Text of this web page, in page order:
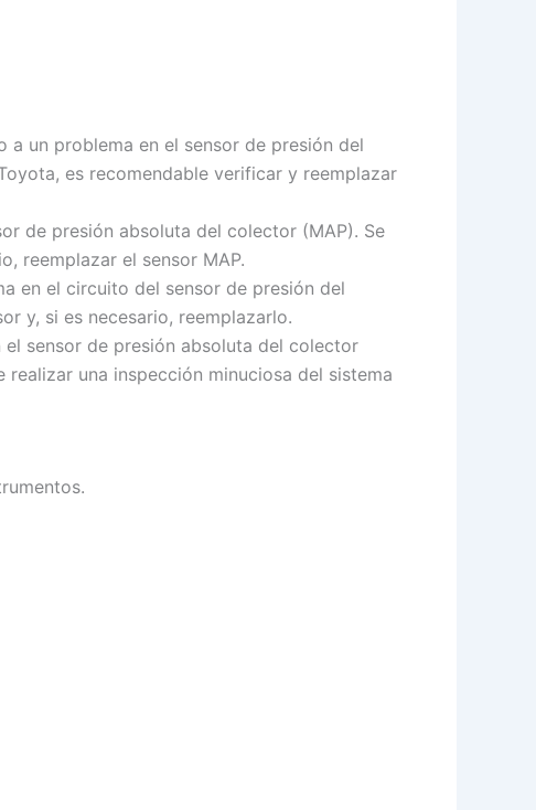
un problema en el sensor de presión del
es recomendable verificar y reemplazar
de presión absoluta del colector (MAP). Se
reemplazar el sensor MAP.
en el circuito del sensor de presión del
y, si es necesario, reemplazarlo.
sensor de presión absoluta del colector
una inspección minuciosa del sistema